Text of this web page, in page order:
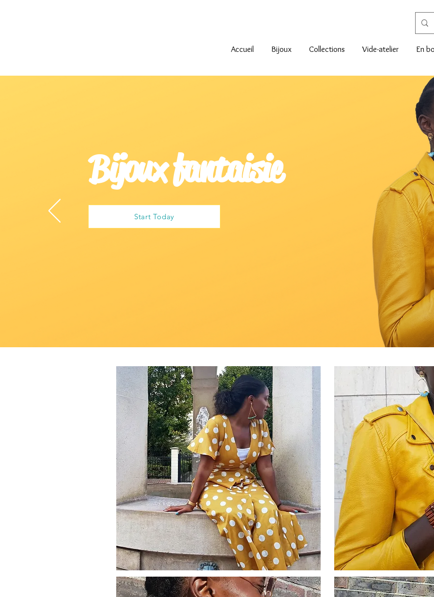
Accueil Bijoux Collections Vide-atelier En
Bijoux fantaisie
Start Today